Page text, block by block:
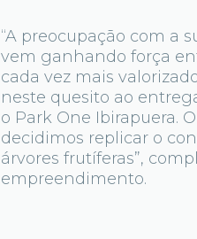
“A preocupação com a
vem ganhando força
cada vez mais
neste quesito ao
o Park One Ibirapuera.
decidimos replicar o
árvores frutíferas”,
empreendimento.